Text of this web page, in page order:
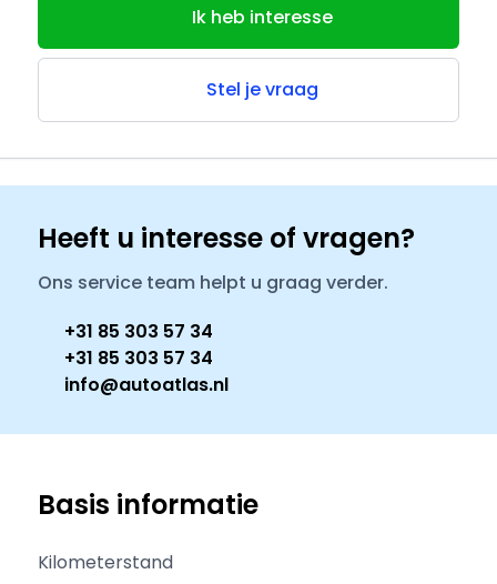
Ik heb interesse
Stel je vraag
Heeft u interesse of vragen?
Ons service team helpt u graag verder.
+31 85 303 57 34
+31 85 303 57 34
info@autoatlas.nl
Basis informatie
Kilometerstand